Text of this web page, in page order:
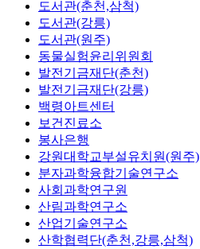
도서관(춘천,삼척)
도서관(강릉)
도서관(원주)
동물실험윤리위원회
발전기금재단(춘천)
발전기금재단(강릉)
백령아트센터
보건진료소
봉사은행
강원대학교부설유치원(원주)
분자과학융합기술연구소
사회과학연구원
산림과학연구소
산업기술연구소
산학협력단(춘천,강릉,삼척)